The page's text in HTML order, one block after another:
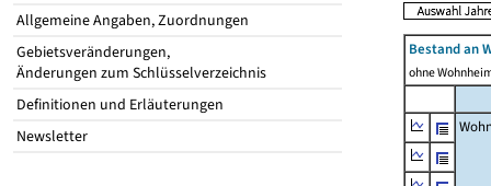
Allgemeine Angaben, Zuordnungen
Gebietsveränderungen,
Änderungen zum Schlüsselverzeichnis
Definitionen und Erläuterungen
Newsletter
Bestand an
ohne